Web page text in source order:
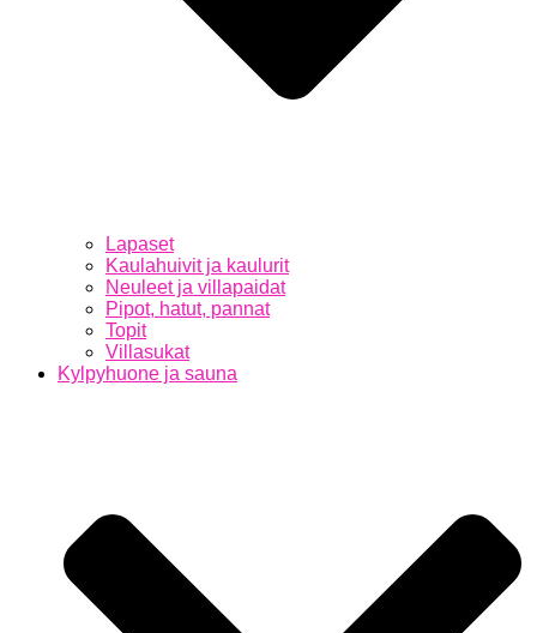
Lapaset
Kaulahuivit ja kaulurit
Neuleet ja villapaidat
Pipot, hatut, pannat
Topit
Villasukat
Kylpyhuone ja sauna